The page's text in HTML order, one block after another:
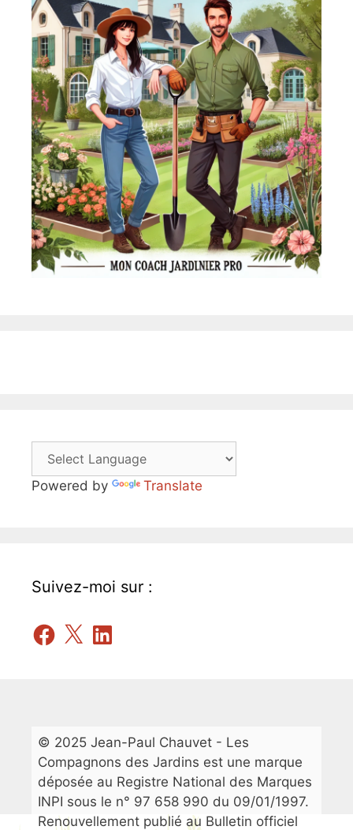
Powered by Translate
Suivez-moi sur :
Facebook
X LinkedIn
© 2025 Jean-Paul Chauvet - Les
Compagnons des Jardins est une marque
déposée au Registre National des Marques
INPI sous le n° 97 658 990 du 09/01/1997.
Renouvellement publié au Bulletin officiel